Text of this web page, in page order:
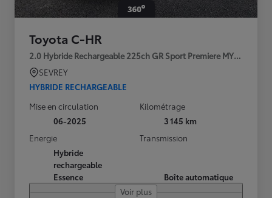
Toyota C-HR
2.0 Hybride Rechargeable 225ch GR Sport Premiere MY25
SEVREY
HYBRIDE RECHARGEABLE
Mise en circulation
06-2025
Kilométrage
3 145 km
Energie
Hybride
rechargeable
Essence
Transmission
Boîte automatique
Voir plus